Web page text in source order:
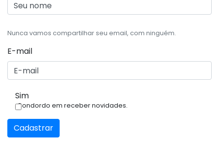
Nunca vamos compartilhar seu email, com ninguém.
E-mail
Sim
Condordo em receber novidades.
Cadastrar